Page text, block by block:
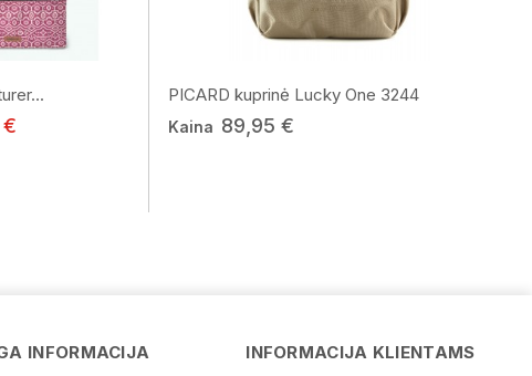
€
PICARD kuprinė Lucky One 3244
Kaina 89,95 €
INFORMACIJA INFORMACIJA KLIENTAMS